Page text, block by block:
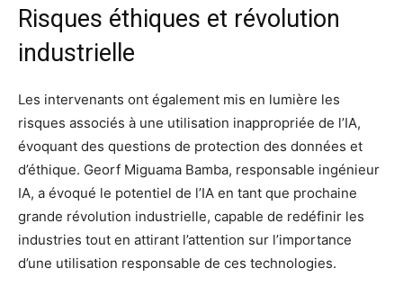
Risques éthiques et révolution
industrielle
Les intervenants ont également mis en lumière les
risques associés à une utilisation inappropriée de l’IA,
évoquant des questions de protection des données et
d’éthique. Georf Miguama Bamba, responsable ingénieur
IA, a évoqué le potentiel de l’IA en tant que prochaine
grande révolution industrielle, capable de redéfinir les
industries tout en attirant l’attention sur l’importance
d’une utilisation responsable de ces technologies.